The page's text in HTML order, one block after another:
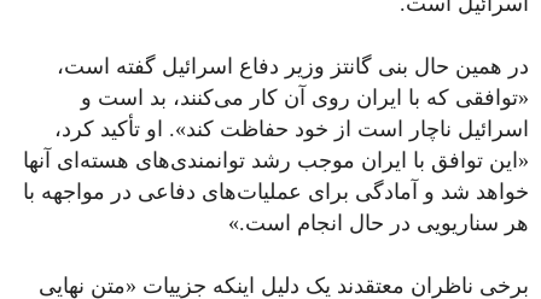
در همین حال بنی گانتز وزیر دفاع اسرائیل گفته است،
«توافقی که با ایران روی آن کار می‌کنند، بد است و
اسرائیل ناچار است از خود حفاظت کند». او تأکید کرد،
«این توافق با ایران موجب رشد توانمندی‌های هسته‌ای آنها
خواهد شد و آمادگی برای عملیات‌های دفاعی در مواجهه با
هر سناریویی در حال انجام است.»
برخی ناظران معتقدند یک دلیل اینکه جزییات «متن نهایی